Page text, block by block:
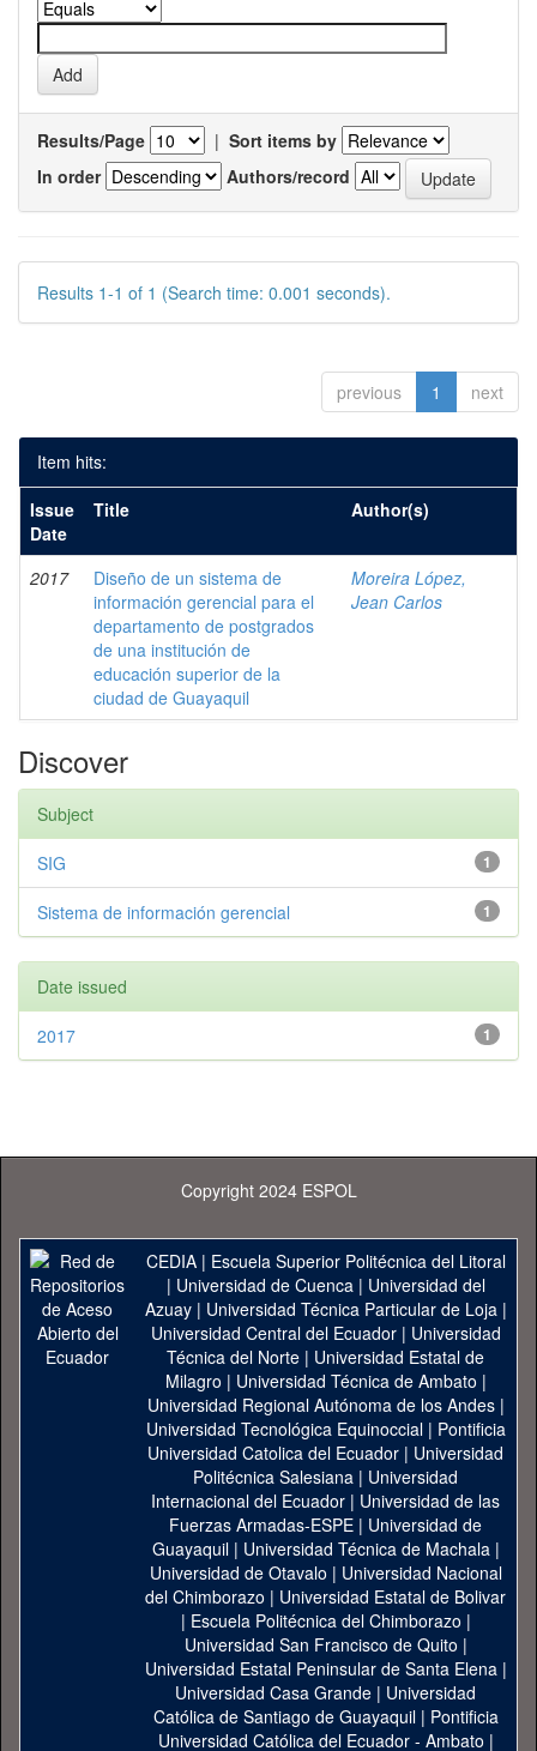
Results/Page | Sort items by
In order
Authors/record
Results 1-1 of 1 (Search time: 0.001 seconds).
previous 1 next
Item hits:
Issue
Date
Title Author(s)
2017
Diseño de un sistema de
información gerencial para el
departamento de postgrados
de una institución de
educación superior de la
ciudad de Guayaquil
Moreira López,
Jean Carlos
Discover
Subject
1
SIG
1
Sistema de información gerencial
Date issued
1
2017
Copyright 2024 ESPOL
CEDIA| Escuela Superior Politécnica del Litoral
| Universidad de Cuenca| Universidad del
Azuay| Universidad Técnica Particular de Loja|
Universidad Central del Ecuador| Universidad
Técnica del Norte | Universidad Estatal de
Milagro | Universidad Técnica de Ambato |
Universidad Regional Autónoma de los Andes|
Universidad Tecnológica Equinoccial| Pontificia
Universidad Catolica del Ecuador | Universidad
Politécnica Salesiana | Universidad
Internacional del Ecuador | Universidad de las
Fuerzas Armadas-ESPE | Universidad de
Guayaquil| Universidad Técnica de Machala|
Universidad de Otavalo | Universidad Nacional
del Chimborazo | Universidad Estatal de Bolivar
| Escuela Politécnica del Chimborazo |
Universidad San Francisco de Quito |
Universidad Estatal Peninsular de Santa Elena|
Universidad Casa Grande | Universidad
Católica de Santiago de Guayaquil| Pontificia
Universidad Católica del Ecuador - Ambato |